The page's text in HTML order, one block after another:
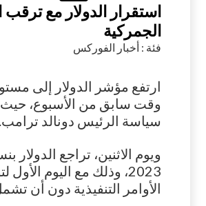
استقرار الدولار مع
الجمركية
فئة : أخبار الفوركس
وقت سابق من الأسبوع،
سياسة الرئيس دونالد ترامب.
2023، وذلك مع اليوم
الأوامر التنفيذية دون أن